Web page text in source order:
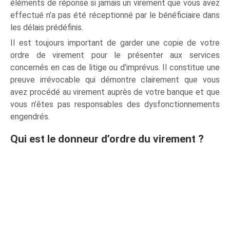
éléments de réponse si jamais un virement que vous avez
effectué n’a pas été réceptionné par le bénéficiaire dans
les délais prédéfinis.
Il est toujours important de garder une copie de votre
ordre de virement pour le présenter aux services
concernés en cas de litige ou d’imprévus. Il constitue une
preuve irrévocable qui démontre clairement que vous
avez procédé au virement auprès de votre banque et que
vous n’êtes pas responsables des dysfonctionnements
engendrés.
Qui est le donneur d’ordre du virement ?